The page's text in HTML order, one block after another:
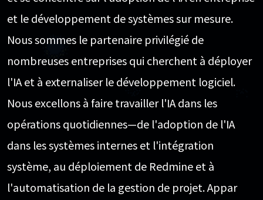
et le développement de systèmes sur mesure.
Nous sommes le partenaire privilégié de
nombreuses entreprises qui cherchent à déployer
l'IA et à externaliser le développement logiciel.
Nous excellons à faire travailler l'IA dans les
opérations quotidiennes—de l'adoption de l'IA
dans les systèmes internes et l'intégration
système, au déploiement de Redmine et à
l'automatisation de la gestion de projet. Appar